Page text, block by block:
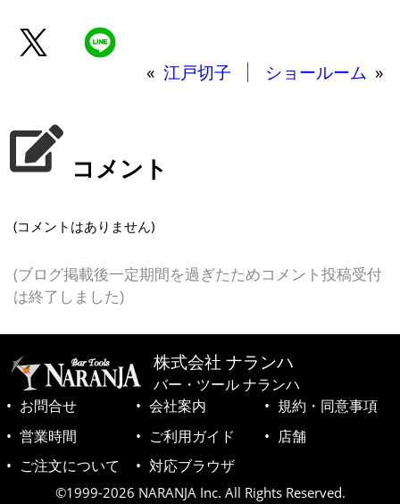
« 江戸切子 ショールーム »
コメント
(コメントはありません)
(ブログ掲載後一定期間を過ぎたためコメント投稿受付
は終了しました)
株式会社 ナランハ
バー・ツール ナランハ
お問合せ
会社案内
規約・同意事項
営業時間
ご利用ガイド
店舗
ご注文について
対応ブラウザ
©1999-2026 NARANJA Inc. All Rights Reserved.